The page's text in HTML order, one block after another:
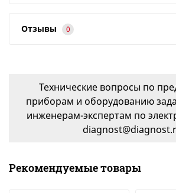
Отзывы 0
Технические вопросы по
приборам и оборудованию
инженерам-экспертам по
Рекомендуемые товары